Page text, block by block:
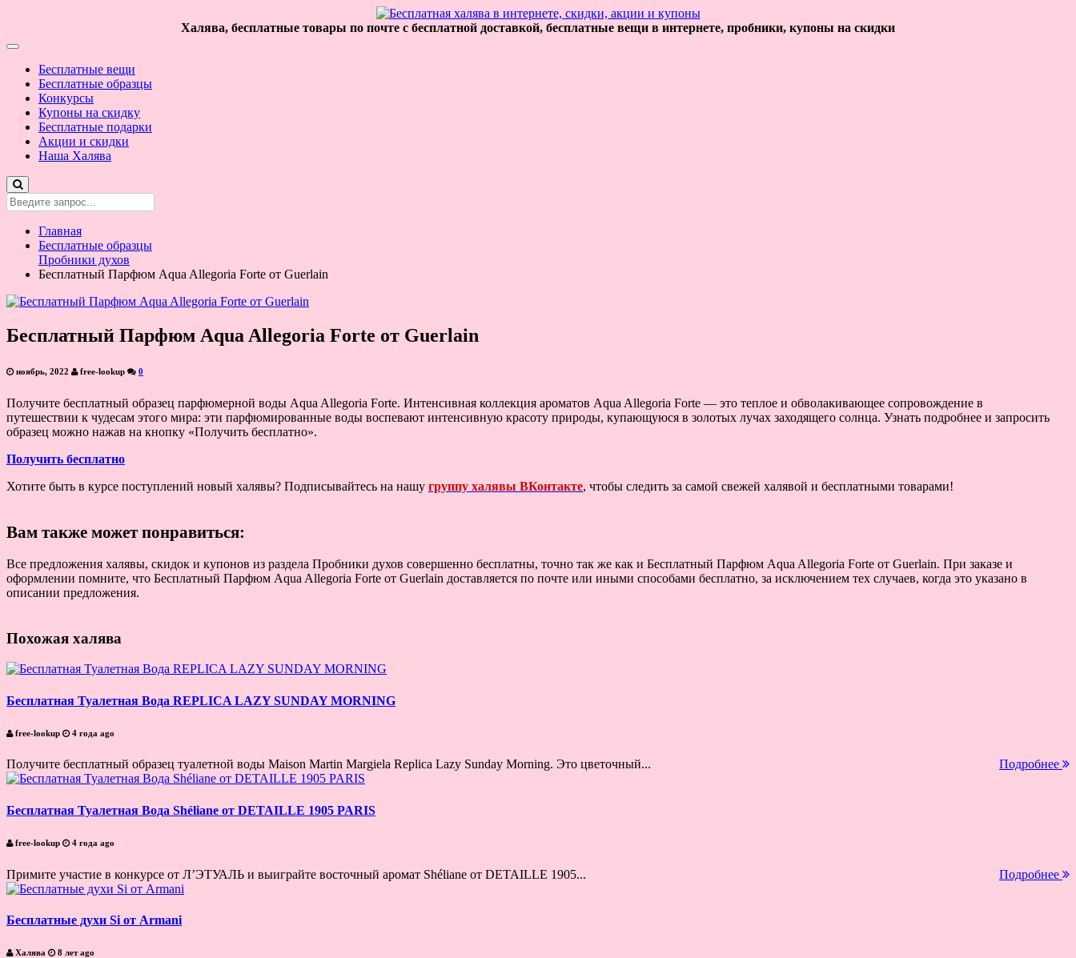
Халява, бесплатные товары по почте с бесплатной доставкой, бесплатные вещи в интернете, пробники, купоны на скидки
Бесплатные вещи
Бесплатные образцы
Конкурсы
Купоны на скидку
Бесплатные подарки
Акции и скидки
Наша Халява
Главная
Бесплатные образцы
Пробники духов
Бесплатный Парфюм Aqua Allegoria Forte от Guerlain
Бесплатный Парфюм Aqua Allegoria Forte от Guerlain
ноябрь, 2022 free-lookup 0
Получите бесплатный образец парфюмерной воды Aqua Allegoria Forte. Интенсивная коллекция ароматов Aqua Allegoria Forte — это теплое и обволакивающее сопровождение в
путешествии к чудесам этого мира: эти парфюмированные воды воспевают интенсивную красоту природы, купающуюся в золотых лучах заходящего солнца. Узнать подробнее и запросить
образец можно нажав на кнопку «Получить бесплатно».
Получить бесплатно
Хотите быть в курсе поступлений новый халявы? Подписывайтесь на нашу группу халявы ВКонтакте, чтобы следить за самой свежей халявой и бесплатными товарами!
Вам также может понравиться:
Все предложения халявы, скидок и купонов из раздела Пробники духов совершенно бесплатны, точно так же как и Бесплатный Парфюм Aqua Allegoria Forte от Guerlain. При заказе и
оформлении помните, что Бесплатный Парфюм Aqua Allegoria Forte от Guerlain доставляется по почте или иными способами бесплатно, за исключением тех случаев, когда это указано в
описании предложения.
Похожая халява
Бесплатная Туалетная Вода REPLICA LAZY SUNDAY MORNING
free-lookup 4 года ago
Получите бесплатный образец туалетной воды Maison Martin Margiela Replica Lazy Sunday Morning. Это цветочный... Подробнее
Бесплатная Туалетная Вода Shéliane от DETAILLE 1905 PARIS
free-lookup 4 года ago
Примите участие в конкурсе от Л’ЭТУАЛЬ и выиграйте восточный аромат Shéliane от DETAILLE 1905... Подробнее
Бесплатные духи Si от Armani
Халява 8 лет ago